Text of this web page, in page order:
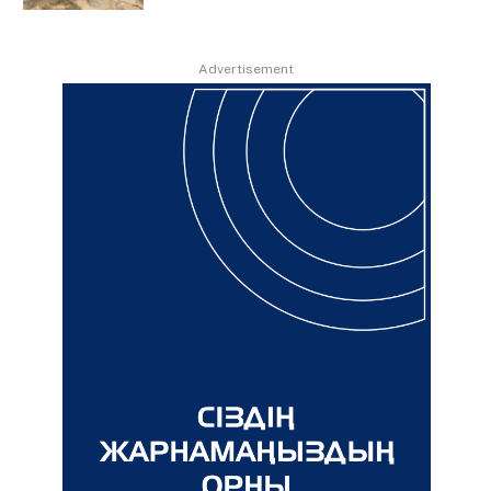
Advertisement